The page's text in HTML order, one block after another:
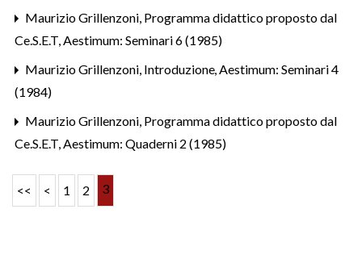
Maurizio Grillenzoni, Programma didattico proposto dal
Ce.S.E.T,Aestimum: Seminari 6 (1985)
Maurizio Grillenzoni, Introduzione,Aestimum: Seminari 4
(1984)
Maurizio Grillenzoni, Programma didattico proposto dal
Ce.S.E.T,Aestimum: Quaderni 2 (1985)
<< < 1 2 3